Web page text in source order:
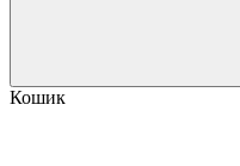
Кошик